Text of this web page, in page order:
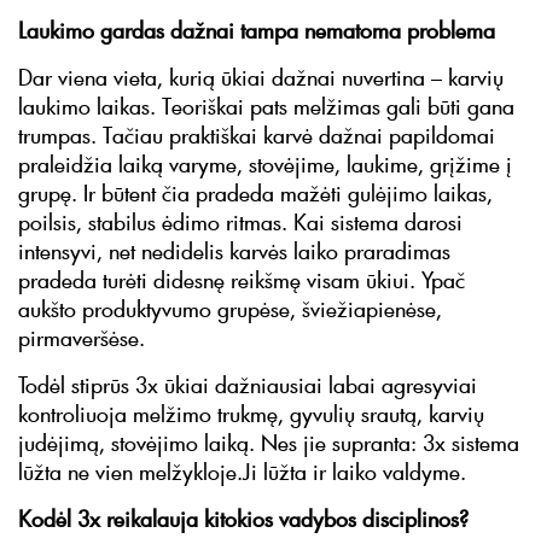
Laukimo gardas dažnai tampa nematoma problema
Dar viena vieta, kurią ūkiai dažnai nuvertina – karvių
laukimo laikas. Teoriškai pats melžimas gali būti gana
trumpas. Tačiau praktiškai karvė dažnai papildomai
praleidžia laiką varyme, stovėjime, laukime, grįžime į
grupę. Ir būtent čia pradeda mažėti gulėjimo laikas,
poilsis, stabilus ėdimo ritmas. Kai sistema darosi
intensyvi, net nedidelis karvės laiko praradimas
pradeda turėti didesnę reikšmę visam ūkiui. Ypač
aukšto produktyvumo grupėse, šviežiapienėse,
pirmaveršėse.
Todėl stiprūs 3x ūkiai dažniausiai labai agresyviai
kontroliuoja melžimo trukmę, gyvulių srautą, karvių
judėjimą, stovėjimo laiką. Nes jie supranta: 3x sistema
lūžta ne vien melžykloje.Ji lūžta ir laiko valdyme.
Kodėl 3x reikalauja kitokios vadybos disciplinos?